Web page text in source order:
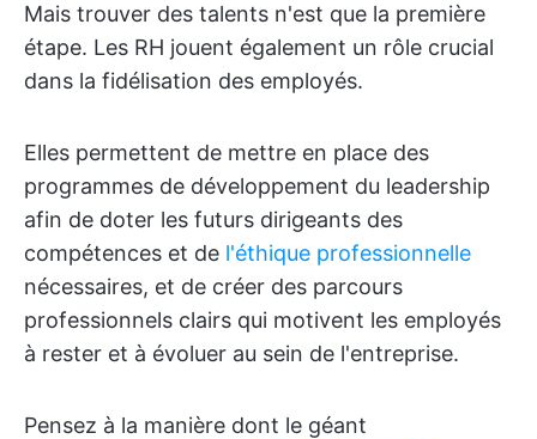
Mais trouver des talents n'est que la première
étape. Les RH jouent également un rôle crucial
dans la fidélisation des employés.
Elles permettent de mettre en place des
programmes de développement du leadership
afin de doter les futurs dirigeants des
compétences et de l'éthique professionnelle
nécessaires, et de créer des parcours
professionnels clairs qui motivent les employés
à rester et à évoluer au sein de l'entreprise.
Pensez à la manière dont le géant